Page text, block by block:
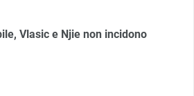
Vlasic e Njie non incidono